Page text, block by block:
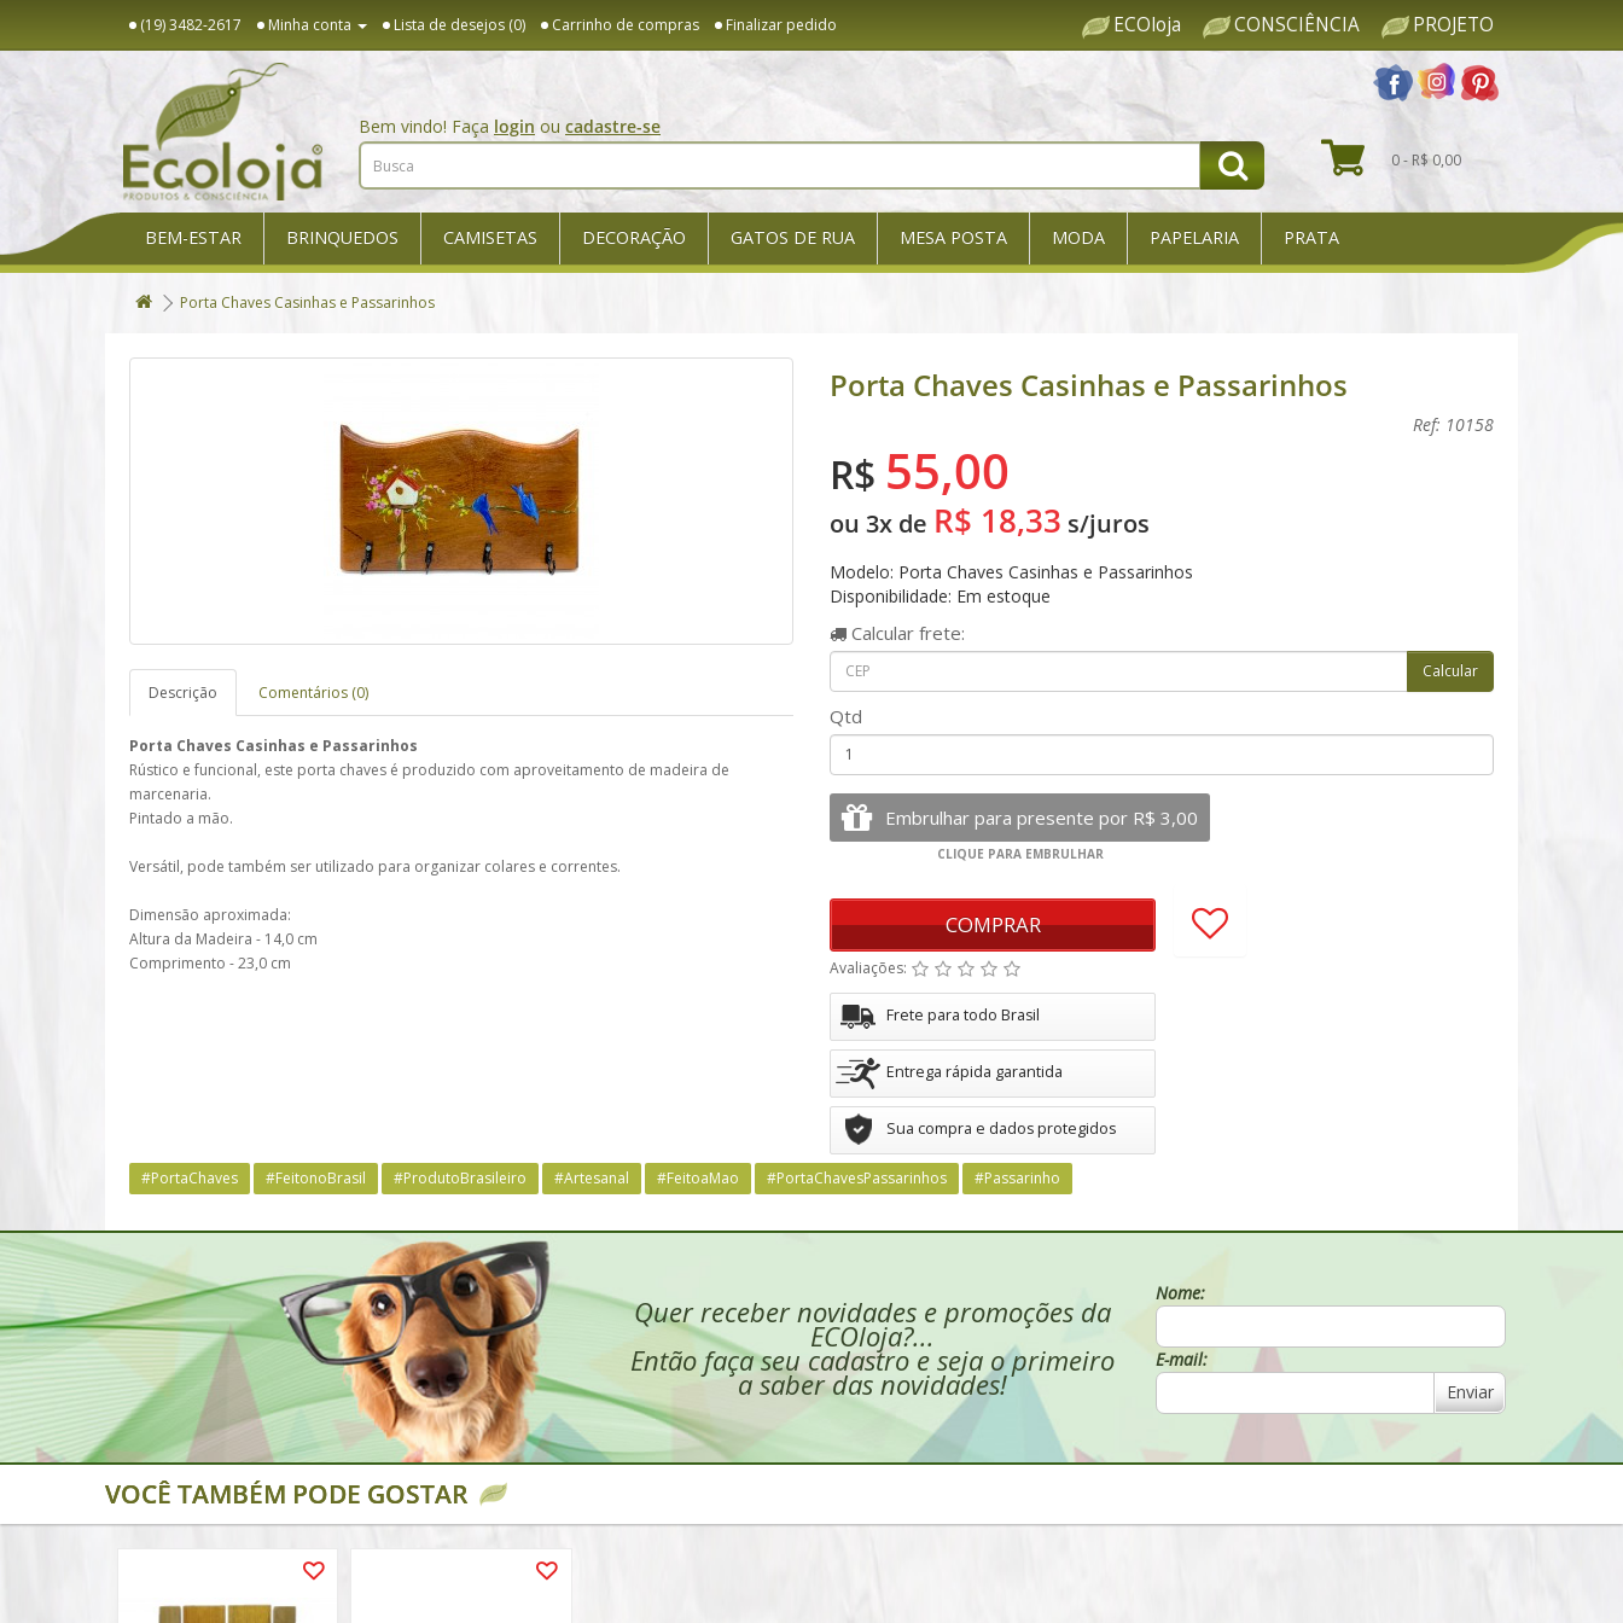
(19) 3482-2617 Minha conta Lista de desejos (0) Carrinho de compras Finalizar pedido ECOloja CONSCIÊNCIA PROJETO
Bem vindo! Faça login ou cadastre-se
0 - R$ 0,00
BEM-ESTAR BRINQUEDOS CAMISETAS DECORAÇÃO GATOS DE RUA MESA POSTA MODA PAPELARIA PRATA
Porta Chaves Casinhas e Passarinhos
Descrição Comentários (0)
Porta Chaves Casinhas e Passarinhos
Rústico e funcional, este porta chaves é produzido com aproveitamento de madeira de
marcenaria.
Pintado a mão.
Versátil, pode também ser utilizado para organizar colares e correntes.
Dimensão aproximada:
Altura da Madeira - 14,0 cm
Comprimento - 23,0 cm
Porta Chaves Casinhas e Passarinhos
Ref: 10158
R$ 55,00
ou 3x de R$ 18,33 s/juros
Modelo: Porta Chaves Casinhas e Passarinhos
Disponibilidade: Em estoque
Calcular frete:
Qtd
COMPRAR
Avaliações:
Frete para todo Brasil
Entrega rápida garantida
Sua compra e dados protegidos
#PortaChaves #FeitonoBrasil #ProdutoBrasileiro #Artesanal #FeitoaMao #PortaChavesPassarinhos #Passarinho
Quer receber novidades e promoções da
ECOloja?...
Então faça seu cadastro e seja o primeiro
a saber das novidades!
Nome:
E-mail:
Enviar
VOCÊ TAMBÉM PODE GOSTAR